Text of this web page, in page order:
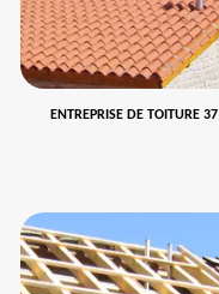
ENTREPRISE DE TOITURE 37